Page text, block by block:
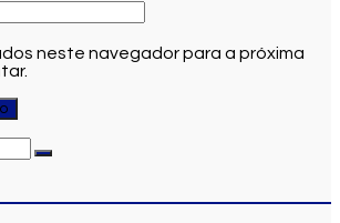
neste navegador para a próxima